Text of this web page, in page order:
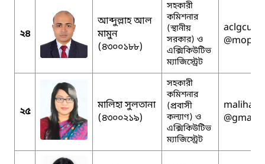
২৪
আব্দুল্লাহ আল
মামুন
(৪৩০০১৮৮)
সহকারী
কমিশনার
(স্থানীয়
সরকার) ও
এক্সিকিউটিভ
ম্যাজিস্ট্রেট
২৫
মালিহা সুলতানা
(৪৩০০২১৯)
সহকারী
কমিশনার
(প্রবাসী
কল্যাণ) ও
এক্সিকিউটিভ
ম্যাজিস্ট্রেট